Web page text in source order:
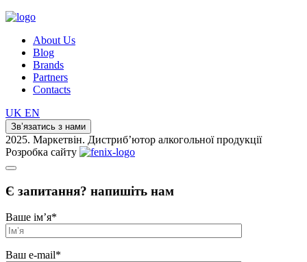
About Us
Blog
Brands
Partners
Contacts
UK EN
Зв’язатись з нами
2025. Маркетвін. Дистриб’ютор алкогольної продукції
Розробка сайту
Є запитання? напишіть нам
Ваше ім’я*
Ваш e-mail*